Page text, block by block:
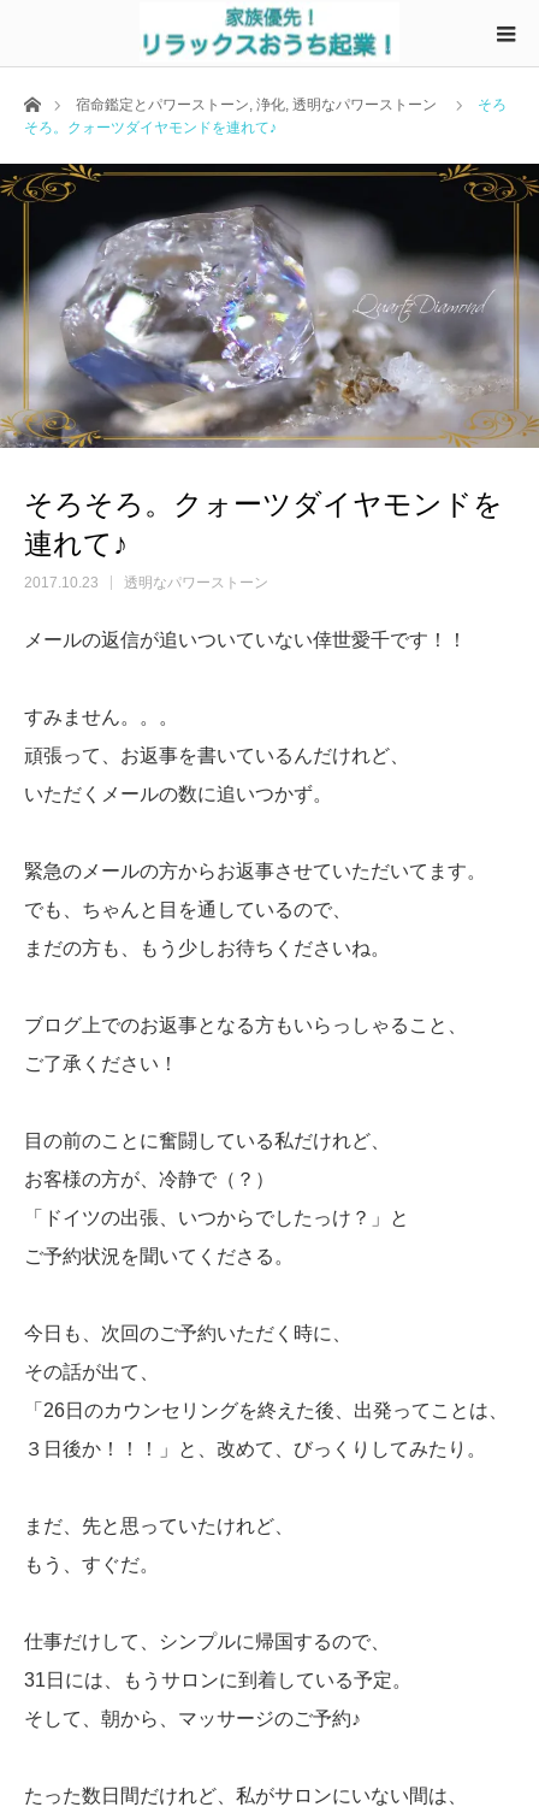
ホーム宿命鑑定とパワーストーン, 浄化, 透明なパワーストーン
そろ
そろ。クォーツダイヤモンドを連れて♪
そろそろ。クォーツダイヤモンドを
連れて♪
2017.10.23 透明なパワーストーン
メールの返信が追いついていない倖世愛千です！！
すみません。。。
頑張って、お返事を書いているんだけれど、
いただくメールの数に追いつかず。
緊急のメールの方からお返事させていただいてます。
でも、ちゃんと目を通しているので、
まだの方も、もう少しお待ちくださいね。
ブログ上でのお返事となる方もいらっしゃること、
ご了承ください！
目の前のことに奮闘している私だけれど、
お客様の方が、冷静で（？）
「ドイツの出張、いつからでしたっけ？」と
ご予約状況を聞いてくださる。
今日も、次回のご予約いただく時に、
その話が出て、
「26日のカウンセリングを終えた後、出発ってことは、
３日後か！！！」と、改めて、びっくりしてみたり。
まだ、先と思っていたけれど、
もう、すぐだ。
仕事だけして、シンプルに帰国するので、
31日には、もうサロンに到着している予定。
そして、朝から、マッサージのご予約♪
たった数日間だけれど、私がサロンにいない間は、